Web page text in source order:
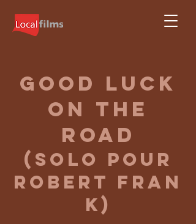
good luck
on the
road
(solo pour
Robert fran
k)